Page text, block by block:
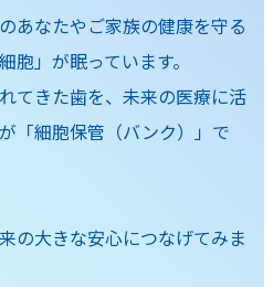
あなたやご家族の健康を守る
胞」が眠っています。
てきた歯を、未来の医療に活
「細胞保管（バンク）」で
の大きな安心につなげてみま